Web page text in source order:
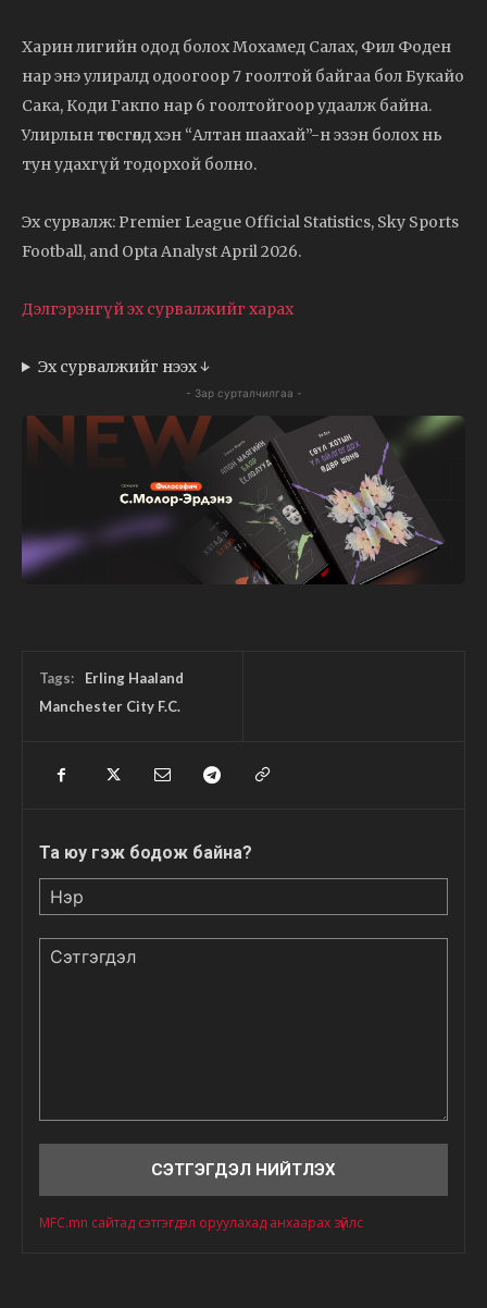
Харин лигийн одод болох Мохамед Салах, Фил Фоден
нар энэ улиралд одоогоор 7 гоолтой байгаа бол Букайо
Сака, Коди Гакпо нар 6 гоолтойгоор удаалж байна.
Улирлын төгсгөлд хэн “Алтан шаахай”-н эзэн болох нь
тун удахгүй тодорхой болно.
Эх сурвалж: Premier League Official Statistics, Sky Sports
Football, and Opta Analyst April 2026.
Дэлгэрэнгүй эх сурвалжийг харах
Эх сурвалжийг нээх ↓
- Зар сурталчилгаа -
Tags:
Erling Haaland
Manchester City F.C.
Та юу гэж бодож байна?
MFC.mn сайтад сэтгэгдэл оруулахад анхаарах зүйлс